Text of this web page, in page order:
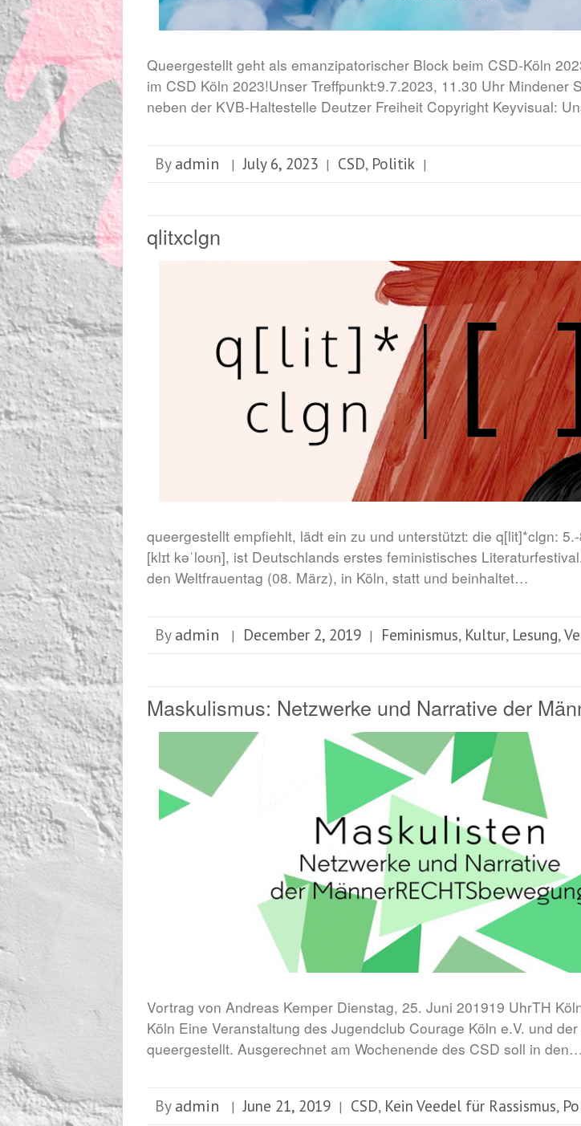
Queergestellt geht als emanzipatorischer Block beim CSD-Köln
im CSD Köln 2023!Unser Treffpunkt:9.7.2023, 11.30 Uhr
neben der KVB-Haltestelle Deutzer Freiheit Copyright Keyvisual:
By admin | July 6, 2023 | CSD, Politik |
qlitxclgn
queergestellt empfiehlt, lädt ein zu und unterstützt: die q[lit]*clgn:
[klɪt kəˈloʊn], ist Deutschlands erstes feministisches
den Weltfrauentag (08. März), in Köln, statt und beinhaltet…
By admin | December 2, 2019 | Feminismus, Kultur, Lesung,
Maskulismus: Netzwerke und Narrative der
Vortrag von Andreas Kemper Dienstag, 25. Juni 201919 UhrTH
Köln Eine Veranstaltung des Jugendclub Courage Köln e.V. und
queergestellt. Ausgerechnet am Wochenende des CSD soll in den…
By admin | June 21, 2019 | CSD, Kein Veedel für Rassismus,